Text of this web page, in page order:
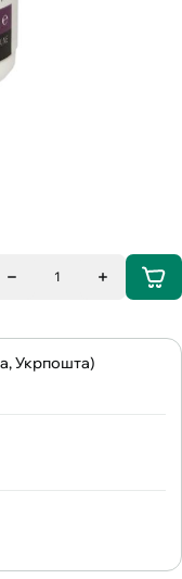
1
Укрпошта)